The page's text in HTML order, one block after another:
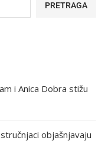
PRETRAGA
i Anica Dobra stižu
objašnjavaju